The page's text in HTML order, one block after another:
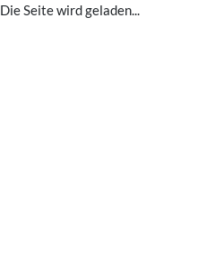
Die Seite wird geladen...